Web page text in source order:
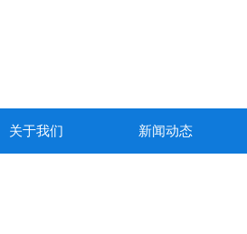
关于我们 新闻动态